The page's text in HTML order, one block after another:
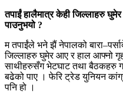
तपाईं हालैमात्र केही जिल्लाहरु
पाउनुभयो ?
म तपाईंले भने झैं नेपालको
जिल्लाहरु घुमेर आए र हाल आफ्नो
साथीहरुसँग भेटघाट तथा बैठकहरु
बढेको पाए । फेरि ट्रेड युनियन
पनि हो ।